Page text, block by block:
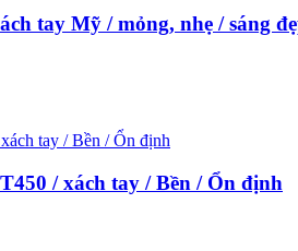
tay Mỹ / mỏng, nhẹ / sáng
/ xách tay / Bền / Ổn định